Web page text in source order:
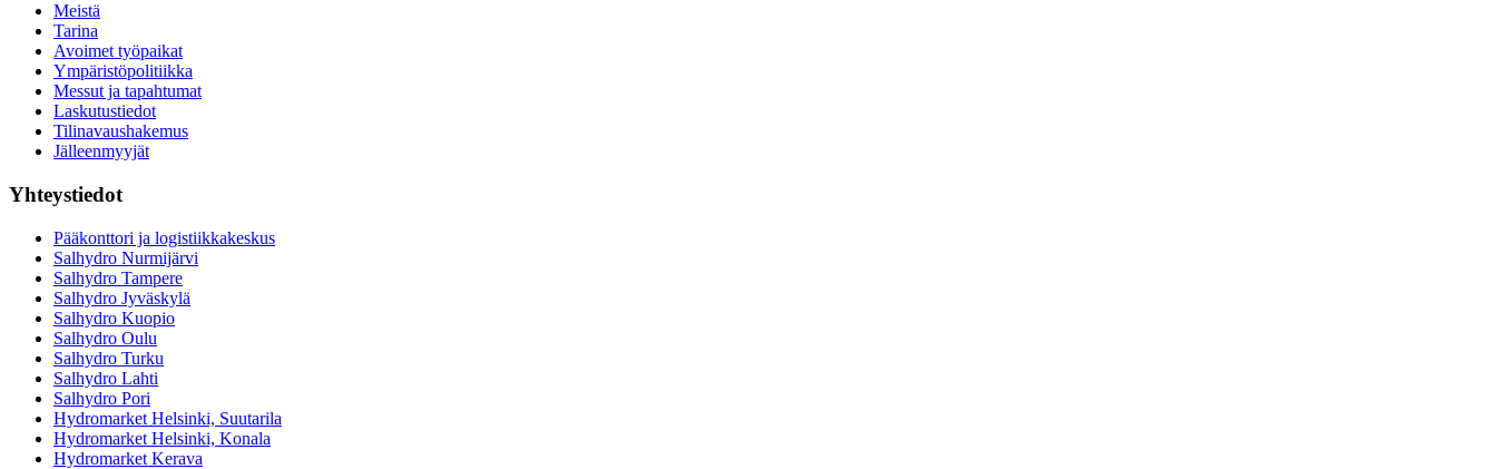
Meistä
Tarina
Avoimet työpaikat
Ympäristöpolitiikka
Messut ja tapahtumat
Laskutustiedot
Tilinavaushakemus
Jälleenmyyjät
Yhteystiedot
Pääkonttori ja logistiikkakeskus
Salhydro Nurmijärvi
Salhydro Tampere
Salhydro Jyväskylä
Salhydro Kuopio
Salhydro Oulu
Salhydro Turku
Salhydro Lahti
Salhydro Pori
Hydromarket Helsinki, Suutarila
Hydromarket Helsinki, Konala
Hydromarket Kerava